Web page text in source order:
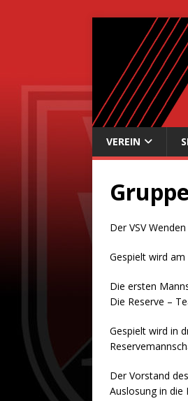
VEREIN
Der VSV
Gespielt wird
Die ersten
Die Reserve –
Gespielt wird in
Der Vorstand
Auslosung in die